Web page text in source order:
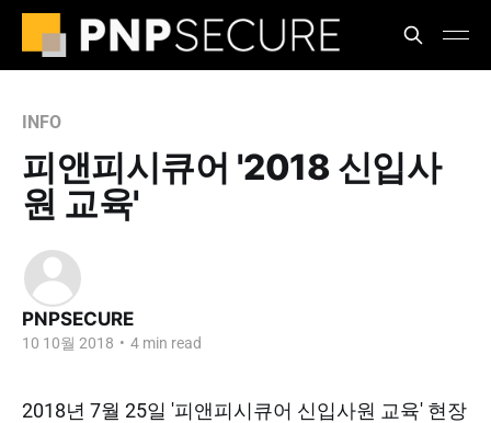
INFO
피앤피시큐어 '2018 신입사
원 교육'
PNPSECURE
10 10월 2018 • 4 min read
2018년 7월 25일 '피앤피시큐어 신입사원 교육' 현장